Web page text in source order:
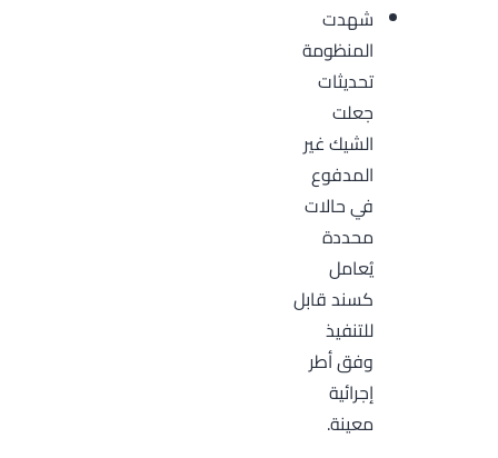
شهدت
المنظومة
تحديثات
جعلت
الشيك غير
المدفوع
في حالات
محددة
يُعامل
كسند قابل
للتنفيذ
وفق أطر
إجرائية
معينة.